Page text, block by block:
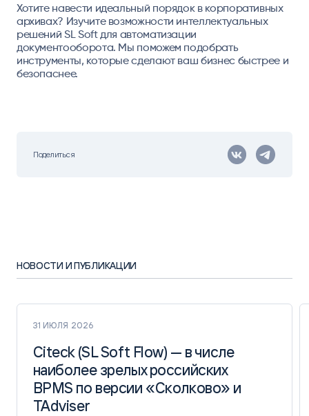
Поделиться
Хотите навести идеальный порядок в корпоративных
архивах? Изучите возможности интеллектуальных
решений SL Soft для автоматизации
документооборота. Мы поможем подобрать
инструменты, которые сделают ваш бизнес быстрее и
безопаснее.
НОВОСТИ И ПУБЛИКАЦИИ
31 ИЮЛЯ 2026
Citeck (SL Soft Flow) — в числе
наиболее зрелых российских
BPMS по версии «Сколково» и
TAdviser
Citeck (SL Soft Flow) — в числе
наиболее зрелых российских
BPMS по версии «Сколково» и
TAdviser